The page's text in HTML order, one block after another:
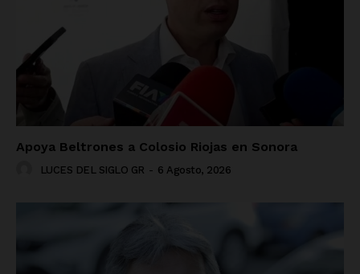
Apoya Beltrones a Colosio Riojas en Sonora
LUCES DEL SIGLO GR - 6 Agosto, 2026